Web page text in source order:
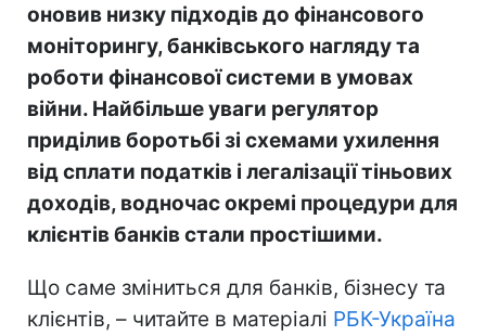
оновив низку підходів до фінансового
моніторингу, банківського нагляду та
роботи фінансової системи в умовах
війни. Найбільше уваги регулятор
приділив боротьбі зі схемами ухилення
від сплати податків і легалізації тіньових
доходів, водночас окремі процедури для
клієнтів банків стали простішими.
Що саме зміниться для банків, бізнесу та
клієнтів, – читайте в матеріалі РБК-Україна